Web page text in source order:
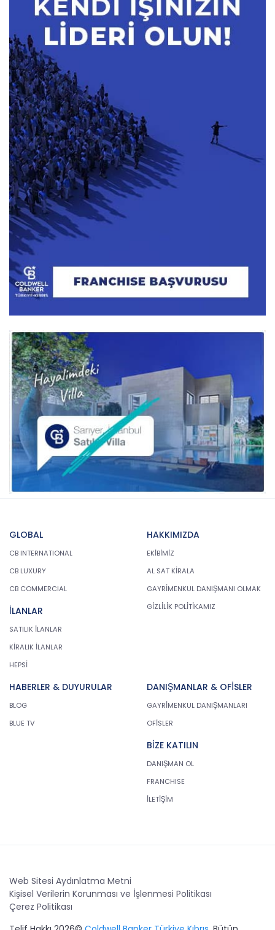
GLOBAL
CB INTERNATIONAL
CB LUXURY
CB COMMERCIAL
İLANLAR
SATILIK İLANLAR
KİRALIK İLANLAR
HEPSİ
HAKKIMIZDA
EKİBİMİZ
AL SAT KİRALA
GAYRİMENKUL DANIŞMANI OLMAK
GİZLİLİK POLİTİKAMIZ
HABERLER & DUYURULAR
BLOG
BLUE TV
DANIŞMANLAR & OFİSLER
GAYRİMENKUL DANIŞMANLARI
OFİSLER
BİZE KATILIN
DANIŞMAN OL
FRANCHISE
İLETİŞİM
Web Sitesi Aydınlatma Metni
Kişisel Verilerin Korunması ve İşlenmesi Politikası
Çerez Politikası